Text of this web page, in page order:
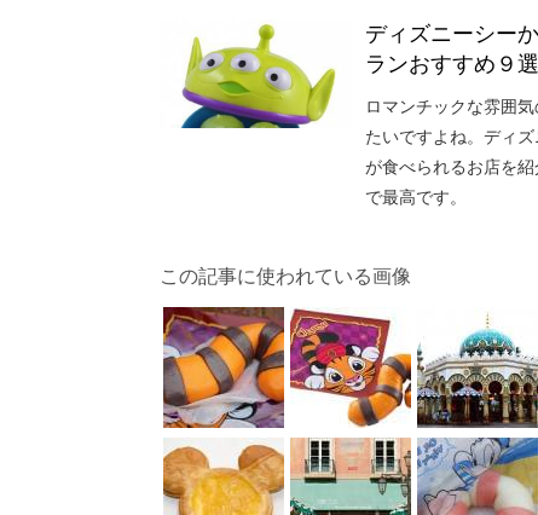
ディズニーシー
ランおすすめ９選
ロマンチックな雰囲
たいですよね。ディ
が食べられるお店を
で最高です。
この記事に使われている画像